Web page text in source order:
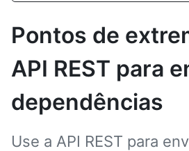
Pontos de
API REST para
dependências
Use a API REST para